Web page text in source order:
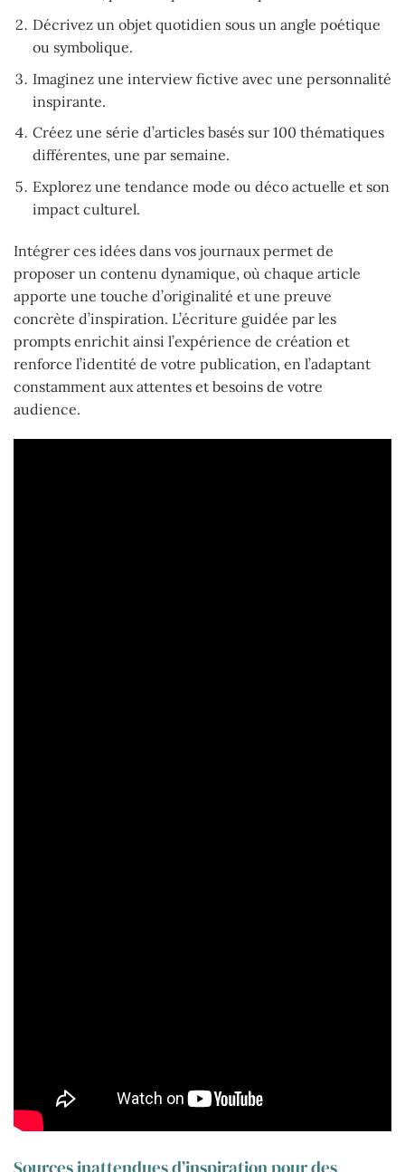
Décrivez un objet quotidien sous un angle poétique
ou symbolique.
Imaginez une interview fictive avec une personnalité
inspirante.
Créez une série d’articles basés sur 100 thématiques
différentes, une par semaine.
Explorez une tendance mode ou déco actuelle et son
impact culturel.
Intégrer ces idées dans vos journaux permet de
proposer un contenu dynamique, où chaque article
apporte une touche d’originalité et une preuve
concrète d’inspiration. L’écriture guidée par les
prompts enrichit ainsi l’expérience de création et
renforce l’identité de votre publication, en l’adaptant
constamment aux attentes et besoins de votre
audience.